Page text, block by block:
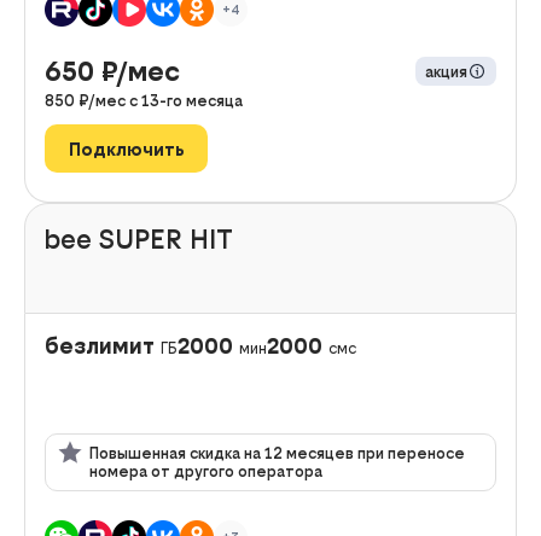
+4
650 ₽/мес
акция
850 ₽/мес с 13-го месяца
Подключить
bee SUPER HIT
безлимит ГБ2000 мин2000 смс
Повышенная скидка на 12 месяцев при переносе
номера от другого оператора